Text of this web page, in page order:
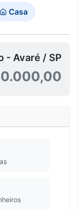
Casa
- Avaré / SP